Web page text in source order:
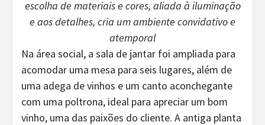
escolha de materiais e cores, aliada à iluminação
e aos detalhes, cria um ambiente convidativo e
atemporal
Na área social, a sala de jantar foi ampliada para
acomodar uma mesa para seis lugares, além de
uma adega de vinhos e um canto aconchegante
com uma poltrona, ideal para apreciar um bom
vinho, uma das paixões do cliente. A antiga planta